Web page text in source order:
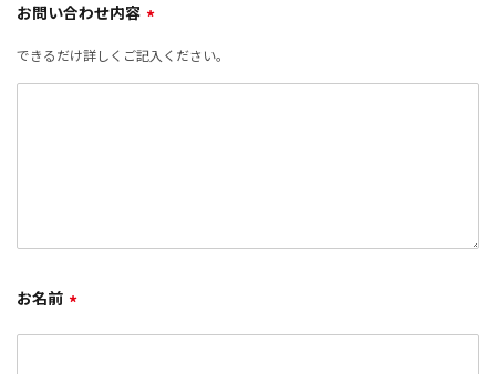
お問い合わせ内容 *
できるだけ詳しくご記入ください。
お名前 *